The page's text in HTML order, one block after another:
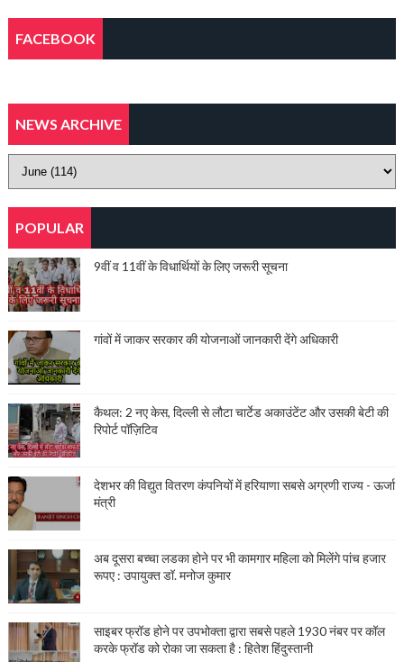
FACEBOOK
NEWS ARCHIVE
POPULAR
9वीं व 11वीं के विधार्थियों के लिए जरूरी सूचना
गांवों में जाकर सरकार की योजनाओं जानकारी देंगे अधिकारी
कैथल: 2 नए केस, दिल्ली से लौटा चार्टेड अकाउंटेंट और उसकी बेटी की
रिपोर्ट पॉज़िटिव
देशभर की विद्युत वितरण कंपनियों में हरियाणा सबसे अग्रणी राज्य - ऊर्जा
मंत्री
अब दूसरा बच्चा लडका होने पर भी कामगार महिला को मिलेंगे पांच हजार
रूपए : उपायुक्त डॉ. मनोज कुमार
साइबर फ्रॉड होने पर उपभोक्ता द्वारा सबसे पहले 1930 नंबर पर कॉल
करके फ्रॉड को रोका जा सकता है : हितेश हिंदुस्तानी